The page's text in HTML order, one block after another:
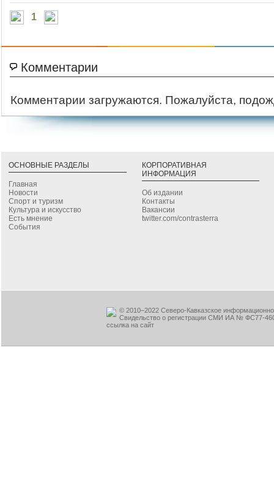
1
Комментарии
Комментарии загружаются. Пожалуйста,
ОСНОВНЫЕ РАЗДЕЛЫ
Главная
Новости
Спорт и туризм
Культура и искусство
Есть мнение
События
КОРПОРАТИВНАЯ
ИНФОРМАЦИЯ
Об издании
Контакты
Вакансии
twitter.com/contrasterra
© 2010–2022 Северо-Кавказское
Свидельство о регистрации СМИ ИА № ФС77-
ссылка на сайт